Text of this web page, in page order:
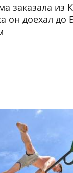
заказала из
он доехал до